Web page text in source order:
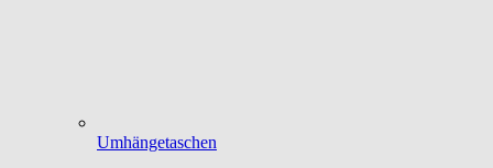
Umhängetaschen